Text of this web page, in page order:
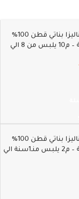
طقم دفاية موناليزا بناتي قطن 100%
ضد الحساسية – م10 يلبس من 8 الي
طقم دفاية موناليزا بناتي قطن 100%
ضد الحساسية – م2 يلبس منـ1سنة الي